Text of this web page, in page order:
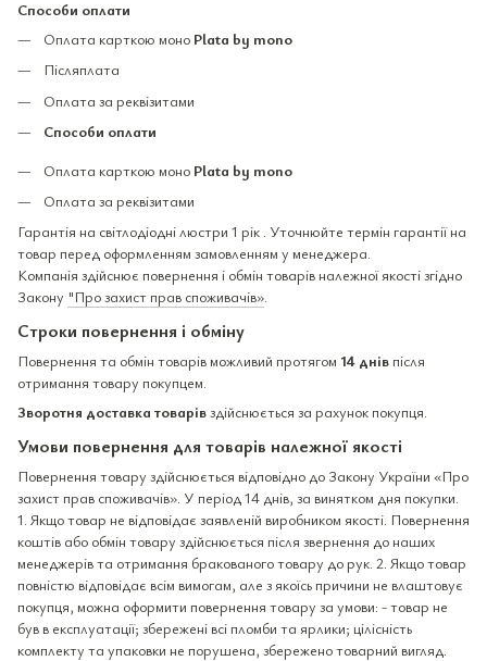
Способи оплати
Оплата карткою моно Plata by mono
Післяплата
Оплата за реквізитами
Способи оплати
Оплата карткою моно Plata by mono
Оплата за реквізитами
Гарантія на світлодіодні люстри 1 рік . Уточнюйте термін гарантії на
товар перед оформленням замовленням у менеджера.
Компанія здійснює повернення і обмін товарів належної якості згідно
Закону "Про захист прав споживачів».
Строки повернення і обміну
Повернення та обмін товарів можливий протягом 14 днів після
отримання товару покупцем.
Зворотня доставка товарівздійснюється за рахунок покупця.
Умови повернення для товарів належної якості
Повернення товару здійснюється відповідно до Закону України «Про
захист прав споживачів». У період 14 днів, за винятком дня покупки.
1. Якщо товар не відповідає заявленій виробником якості. Повернення
коштів або обмін товару здійснюється після звернення до наших
менеджерів та отримання бракованого товару до рук. 2. Якщо товар
повністю відповідає всім вимогам, але з якоїсь причини не влаштовує
покупця, можна оформити повернення товару за умови: - товар не
був в експлуатації; збережені всі пломби та ярлики; цілісність
комплекту та упаковки не порушена, збережено товарний вигляд.